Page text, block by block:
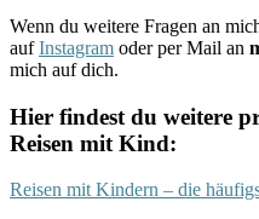
Wenn du weitere Fragen an
aufInstagram oder per Mail an
mich auf dich.
Hier findest du weitere
Reisen mit Kind:
Reisen mit Kindern – die